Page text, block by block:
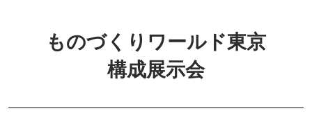
ものづくりワールド東京
構成展示会